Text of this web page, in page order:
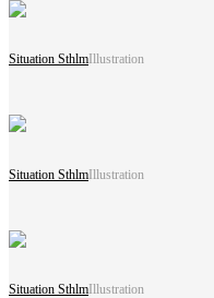
Situation Sthlm Illustration
Situation Sthlm Illustration
Situation SthlmIllustration